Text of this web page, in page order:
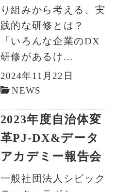
り組みから考える、実
践的な研修とは？
「いろんな企業のDX
研修があるけ...
2024年11月22日
NEWS
2023年度自治体変
革PJ-DX&データ
アカデミー報告会
一般社団法人シビック